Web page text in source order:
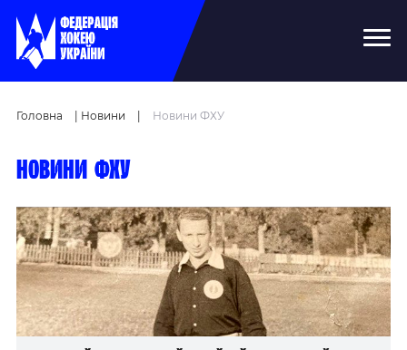
Головна Новини Новини ФХУ
Новини ФХУ